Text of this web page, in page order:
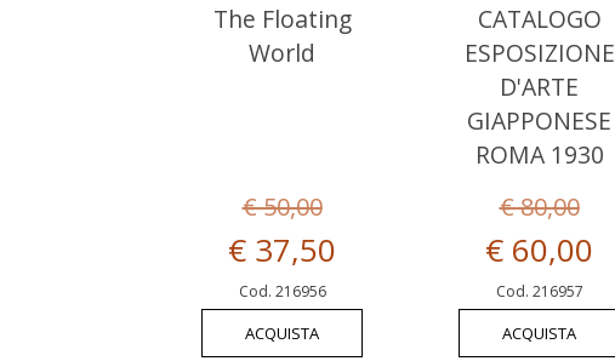
The Floating
World
€ 50,00
€ 37,50
Cod. 216956
ACQUISTA
CATALOGO
ESPOSIZIONE
D'ARTE
GIAPPONESE
ROMA 1930
€ 80,00
€ 60,00
Cod. 216957
ACQUISTA